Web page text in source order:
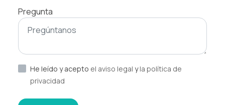
Pregunta
He leído y acepto el aviso legal yla política de
privacidad